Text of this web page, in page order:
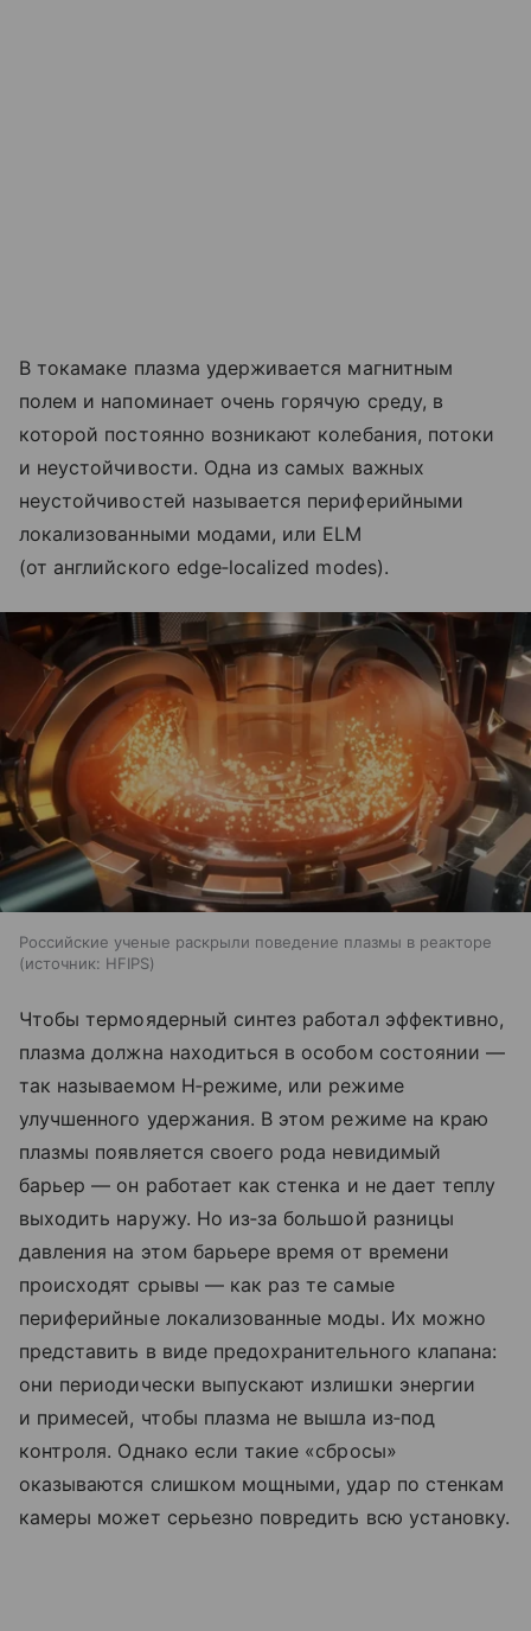
В токамаке плазма удерживается магнитным
полем и напоминает очень горячую среду, в
которой постоянно возникают колебания, потоки
и неустойчивости. Одна из самых важных
неустойчивостей называется периферийными
локализованными модами, или ELM
(от английского edge‑localized modes).
Российские ученые раскрыли поведение плазмы в реакторе
источник: HFIPS
Чтобы термоядерный синтез работал эффективно,
плазма должна находиться в особом состоянии —
так называемом H‑режиме, или режиме
улучшенного удержания. В этом режиме на краю
плазмы появляется своего рода невидимый
барьер — он работает как стенка и не дает теплу
выходить наружу. Но из‑за большой разницы
давления на этом барьере время от времени
происходят срывы — как раз те самые
периферийные локализованные моды. Их можно
представить в виде предохранительного клапана:
они периодически выпускают излишки энергии
и примесей, чтобы плазма не вышла из‑под
контроля. Однако если такие «сбросы»
оказываются слишком мощными, удар по стенкам
камеры может серьезно повредить всю установку.